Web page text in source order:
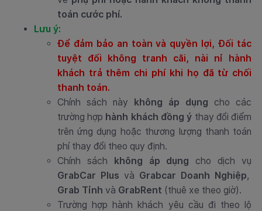
toán cước phí.
Lưu ý:
Để đảm bảo an toàn và quyền lợi, Đối tác
tuyệt đối không tranh cãi, nài nỉ hành
khách trả thêm chi phí khi họ đã từ chối
thanh toán.
Chính sách này không áp dụng cho các
trường hợp hành khách đồng ý thay đổi điểm
trên ứng dụng hoặc thương lượng thanh toán
phí thay đổi theo quy định.
Chính sách không áp dụng cho dịch vụ
GrabCar Plus và Grabcar Doanh Nghiệp,
Grab Tỉnh và GrabRent (thuê xe theo giờ).
Trường hợp hành khách yêu cầu đi theo lộ